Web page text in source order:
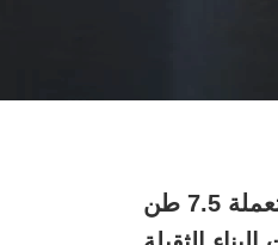
كوبيلكو SK75 معدات الحفر المستعملة 7.5 طن